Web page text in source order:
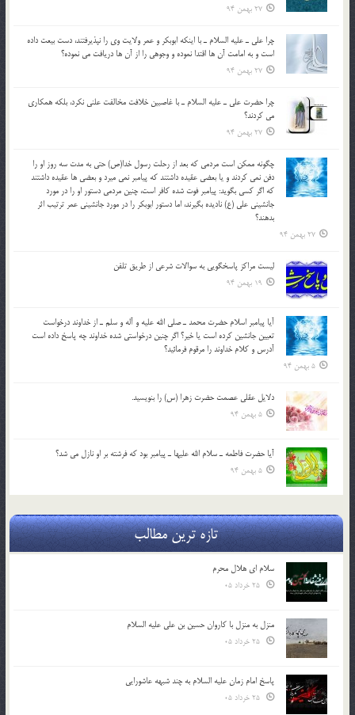
27 بهمن 94
چرا علي ـ عليه السلام ـ با اينكه ابوبكر و عمر ولايت وي را نپذيرفتند، دست بيعت داده
است و به امامت آن ها اقتدا نموده و وجوهي را از آن ها دريافت مي نموده؟
27 بهمن 94
چرا حضرت علي ـ عليه السلام ـ با غاصبين خلافت مخالفت علني نکرد، بلكه همكاري
مي کردند؟
27 بهمن 94
چگونه ممكن است مردمي كه بعد از رحلت رسول خدا(ص) حتی به مدت سه روز او را
دفن نمي كردند و یا بعضي عقيده داشتند كه پيامبر نمي ميرد و بعضي ها عقيده داشتند
كه اگر كسي بگويد: پيامبر فوت شده كافر است، چنین مردمی دستور او را در مورد
جانشيني علي (ع) ناديده بگيرند، اما دستور ابوبكر را در مورد جانشيني عمر ترتیب اثر
بدهند؟
27 بهمن 94
لیست مراکز پاسخگویی به سوالات شرعی از طریق تلفن
19 بهمن 94
آيا پيامبر اسلام حضرت محمد ـ صلي الله عليه و آله و سلم ـ از خداوند درخواست
تعيين جانشين کرده است يا خير؟ اگر چنين درخواستي شده خداوند چه پاسخ داده است
آدرس و کلام خداوند را مرقوم فرمائيد؟
5 بهمن 94
دلايل عقلي عصمت حضرت زهرا (س) را بنويسيد.
5 بهمن 94
آيا حضرت فاطمه ـ سلام الله عليها ـ پيامبر بود كه فرشته بر او نازل مي شد؟
5 بهمن 94
تازه ترین مطالب
سلام ای هلال محرم
منزل به منزل با کاروان حسین بن علی علیه السلام
پاسخ امام زمان علیه السلام به چند شبهه عاشورایی